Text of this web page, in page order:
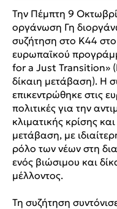
Την Πέμπτη 9
οργάνωση Γη
συζήτηση στο K44
ευρωπαϊκού
for a Just Transition»
δίκαιη μετάβαση). Η
επικεντρώθηκε στις
πολιτικές για την
κλιματικής κρίσης
μετάβαση, με
ρόλο των νέων στη
ενός βιώσιμου και
μέλλοντος.
Τη συζήτηση